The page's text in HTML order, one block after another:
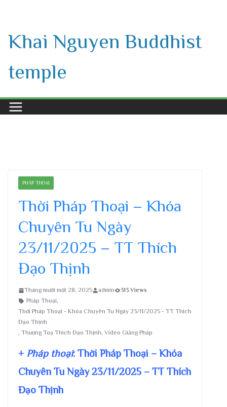
content
Khai Nguyen Buddhist
temple
PHÁP THOẠI
Thời Pháp Thoại – Khóa
Chuyên Tu Ngày
23/11/2025 – TT Thích
Đạo Thịnh
Tháng mười một 28, 2025 admin
313 Views
Pháp Thoại,
Thời Pháp Thoại - Khóa Chuyên Tu Ngày 23/11/2025 - TT Thích
Đạo Thịnh
, Thượng Toạ Thích Đạo Thịnh, Video Giảng Pháp
+ Pháp thoại: Thời Pháp Thoại – Khóa
Chuyên Tu Ngày 23/11/2025 – TT Thích
Đạo Thịnh